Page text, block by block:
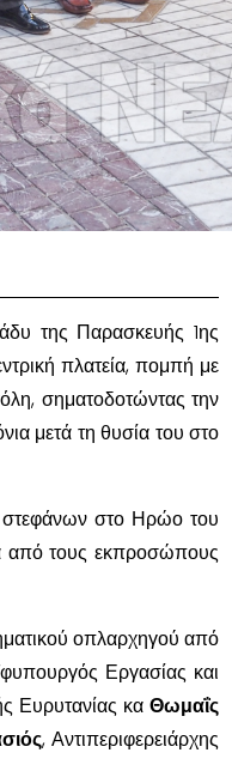
της Παρασκευής 1ης
πλατεία, πομπή με
σηματοδοτώντας την
μετά τη θυσία του στο
στεφάνων στο Ηρώο του
από τους εκπροσώπους
οπλαρχηγού από
Εργασίας και
Ευρυτανίας κα Θωμαΐς
, Αντιπεριφερειάρχης